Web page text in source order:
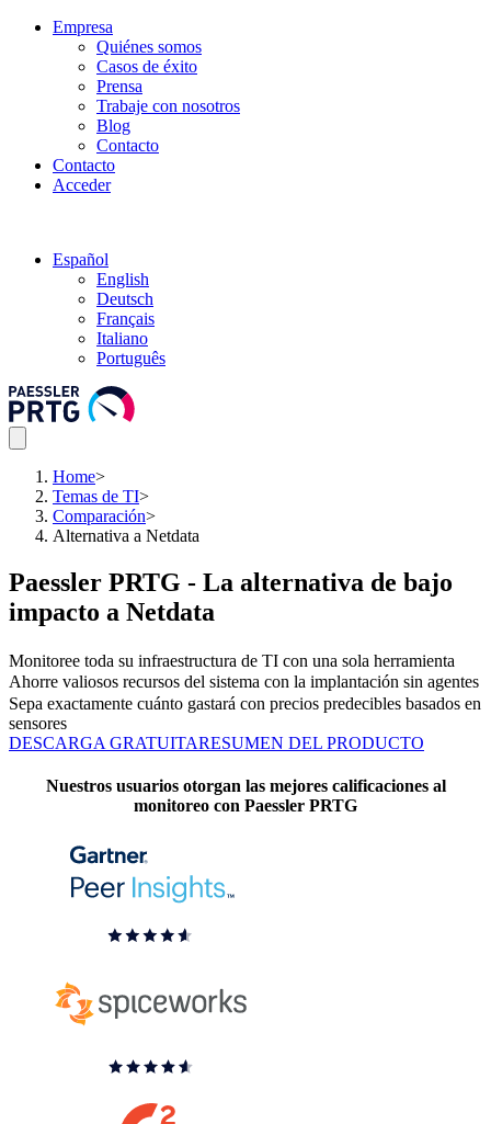
Empresa
Quiénes somos
Casos de éxito
Prensa
Trabaje con nosotros
Blog
Contacto
Contacto
Acceder
Español
English
Deutsch
Français
Italiano
Português
Home>
Temas de TI>
Comparación>
Alternativa a Netdata
Paessler PRTG - La alternativa de bajo
impacto a Netdata
Monitoree toda su infraestructura de TI con una sola herramienta
Ahorre valiosos recursos del sistema con la implantación sin agentes
Sepa exactamente cuánto gastará con precios predecibles basados en
sensores
DESCARGA GRATUITARESUMEN DEL PRODUCTO
Nuestros usuarios otorgan las mejores calificaciones al
monitoreo con Paessler PRTG